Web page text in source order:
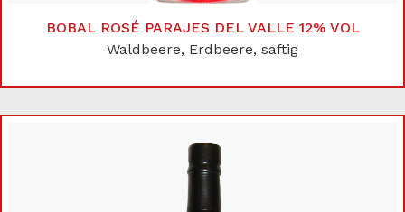
BOBAL ROSÉ PARAJES DEL VALLE 12% VOL
Waldbeere, Erdbeere, saftig